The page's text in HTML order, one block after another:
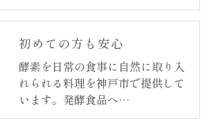
初めての方も安心
酵素を日常の食事に自然に取り入
れられる料理を神戸市で提供して
います。発酵食品へ…